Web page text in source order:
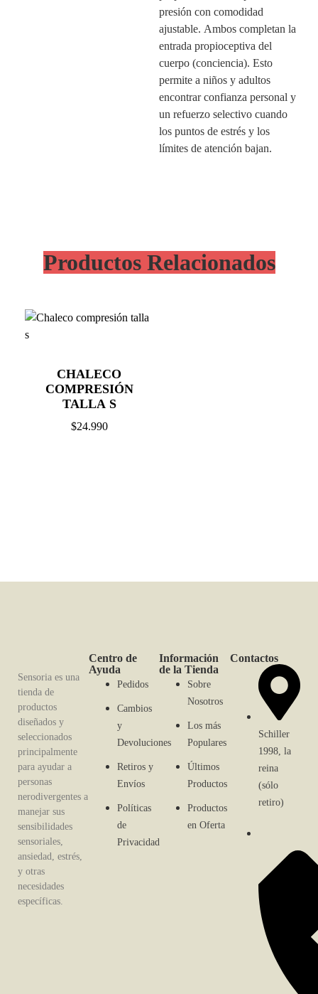
presión con comodidad
ajustable. Ambos completan la
entrada propioceptiva del
cuerpo (conciencia). Esto
permite a niños y adultos
encontrar confianza personal y
un refuerzo selectivo cuando
los puntos de estrés y los
límites de atención bajan.
Productos Relacionados
CHALECO
COMPRESIÓN
TALLA S
$24.990
Sensoria es una
tienda de
productos
diseñados y
seleccionados
principalmente
para ayudar a
personas
nerodivergentes a
manejar sus
sensibilidades
sensoriales,
ansiedad, estrés,
y otras
necesidades
específicas.
Centro de
Ayuda
Pedidos
Cambios
y
Devoluciones
Retiros y
Envíos
Políticas
de
Privacidad
Información
de la Tienda
Sobre
Nosotros
Los más
Populares
Últimos
Productos
Productos
en Oferta
Contactos
Schiller
1998, la
reina
(sólo
retiro)